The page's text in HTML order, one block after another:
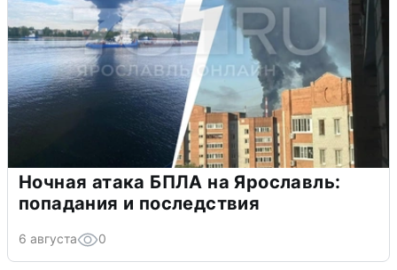
Ночная атака БПЛА на Ярославль:
попадания и последствия
6 августа 0